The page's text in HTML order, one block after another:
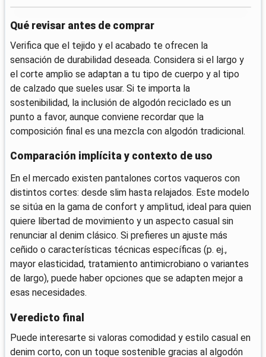
Qué revisar antes de comprar
Verifica que el tejido y el acabado te ofrecen la
sensación de durabilidad deseada. Considera si el largo y
el corte amplio se adaptan a tu tipo de cuerpo y al tipo
de calzado que sueles usar. Si te importa la
sostenibilidad, la inclusión de algodón reciclado es un
punto a favor, aunque conviene recordar que la
composición final es una mezcla con algodón tradicional.
Comparación implícita y contexto de uso
En el mercado existen pantalones cortos vaqueros con
distintos cortes: desde slim hasta relajados. Este modelo
se sitúa en la gama de confort y amplitud, ideal para quien
quiere libertad de movimiento y un aspecto casual sin
renunciar al denim clásico. Si prefieres un ajuste más
ceñido o características técnicas específicas (p. ej.,
mayor elasticidad, tratamiento antimicrobiano o variantes
de largo), puede haber opciones que se adapten mejor a
esas necesidades.
Veredicto final
Puede interesarte si valoras comodidad y estilo casual en
denim corto, con un toque sostenible gracias al algodón